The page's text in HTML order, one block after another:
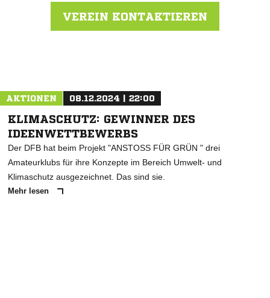
VEREIN KONTAKTIEREN
AKTIONEN 08.12.2024 | 22:00
KLIMASCHUTZ: GEWINNER DES
IDEENWETTBEWERBS
Der DFB hat beim Projekt "ANSTOSS FÜR GRÜN " drei
Amateurklubs für ihre Konzepte im Bereich Umwelt- und
Klimaschutz ausgezeichnet. Das sind sie.
Mehr lesen